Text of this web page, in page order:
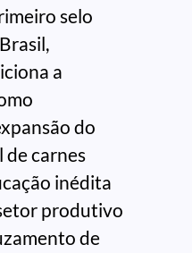
selo
a
do
de carnes
inédita
produtivo
de